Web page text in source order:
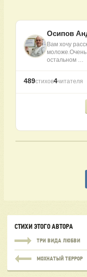
Осипов
Вам хочу
остальном …
489стихов4читателя
СТИХИ ЭТОГО АВТОРА
ТРИ ВИДА ЛЮБВИ
МОХНАТЫЙ ТЕРРОР